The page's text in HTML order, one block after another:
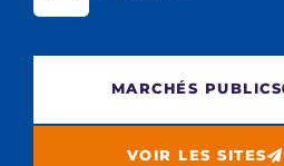
MARCHÉS PUBLICS
VOIR LES SITES